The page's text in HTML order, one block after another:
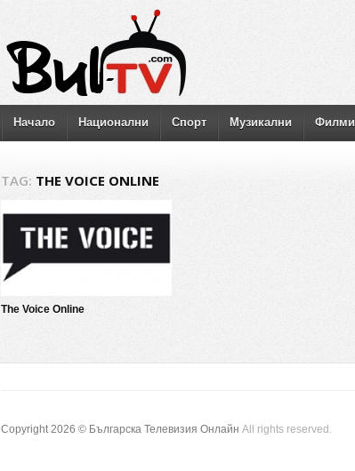
Начало Национални Спорт Музикални Филми
TAG: THE VOICE ONLINE
The Voice Online
Copyright 2026 © Българска Телевизия Онлайн All rights reserved.